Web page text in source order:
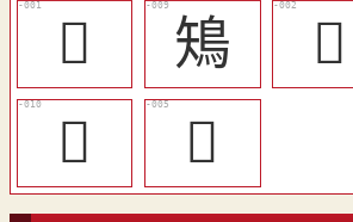
𨿘
鴙 𪁩
󶝏
𪅊